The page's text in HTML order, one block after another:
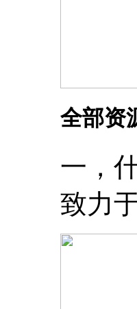
全部资
一，
致力